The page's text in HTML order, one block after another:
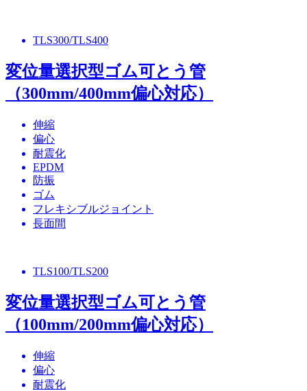
TLS300/TLS400
変位量選択型ゴム可とう管
（300mm/400mm偏心対応）
伸縮
偏心
耐震化
EPDM
防振
ゴム
フレキシブルジョイント
長面間
TLS100/TLS200
変位量選択型ゴム可とう管
（100mm/200mm偏心対応）
伸縮
偏心
耐震化